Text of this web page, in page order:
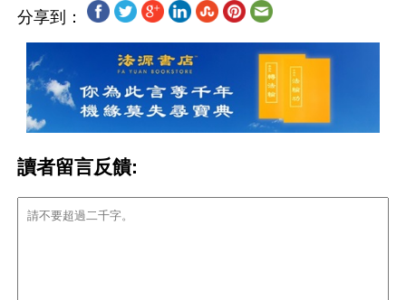
分享到：
讀者留言反饋: